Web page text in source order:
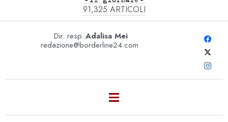
91,325 ARTICOLI
Dir. resp.:Adalisa Mei
redazione@borderline24.com